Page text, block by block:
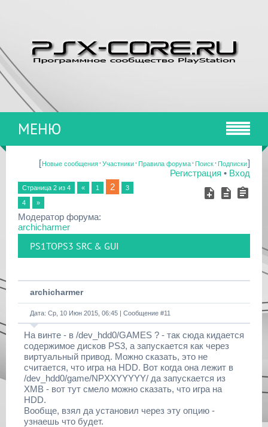
МЕНЮ
[Новые сообщения·Участники·Правила форума·Поиск·Подписки]
Регистрация • Вход
Страница 2 из 4 « 1 2 3
4 »
Модератор форума:
archicharmer
PS1TOPS3 SRC & GUI
archicharmer
Дата: Ср, 10 Июн 2015, 06:45 | Сообщение #11
На винте - в /dev_hdd0/GAMES ? - так сюда кидается
содержимое дисков PS3, а запускается как через
виртуальный привод. Можно сказать, это не
считается, что игра на HDD. Вот когда она лежит в
/dev_hdd0/game/NPXXYYYYY/ да запускается из
XMB - вот тут смело можно сказать, что игра на
HDD.
Вообще, взял да установил через эту опцию -
узнаешь что будет.